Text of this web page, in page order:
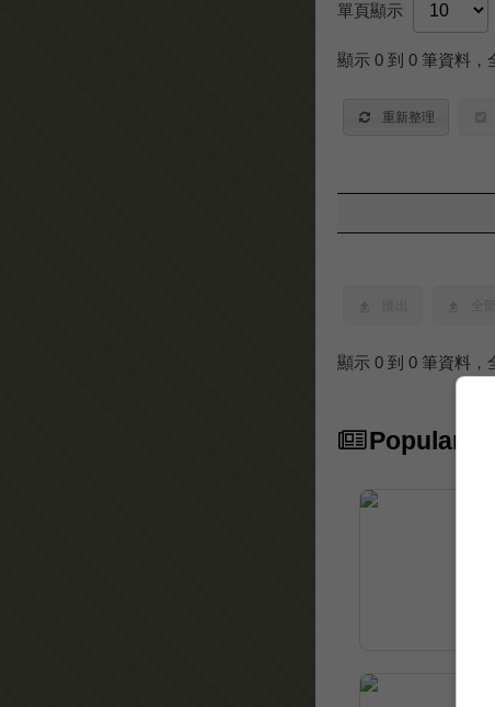
單頁顯示
顯示 0 到 0 筆資料，
重新整理
顯示 0 到 0 筆資料，
Popular
In